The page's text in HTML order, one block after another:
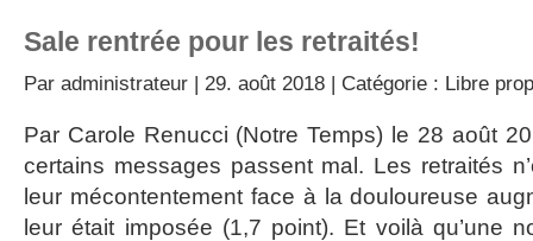
Sale rentrée pour les retraités!
Par administrateur | 29. août 2018 | Catégorie : Libre
Par Carole Renucci (Notre Temps) le 28 août
certains messages passent mal. Les retraités
leur mécontentement face à la douloureuse
leur était imposée (1,7 point). Et voilà qu’une